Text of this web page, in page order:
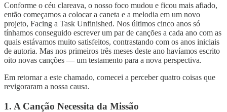
Conforme o céu clareava, o nosso foco mudou e ficou mais afiado,
então começamos a colocar a caneta e a melodia em um novo
projeto, Facing a Task Unfinished. Nos últimos cinco anos só
tínhamos conseguido escrever um par de canções a cada ano com as
quais estávamos muito satisfeitos, contrastando com os anos iniciais
de autoria. Mas nos primeiros três meses deste ano havíamos escrito
oito novas canções — um testamento para a nova perspectiva.
Em retornar a este chamado, comecei a perceber quatro coisas que
revigoraram a nossa causa.
1. A Canção Necessita da Missão